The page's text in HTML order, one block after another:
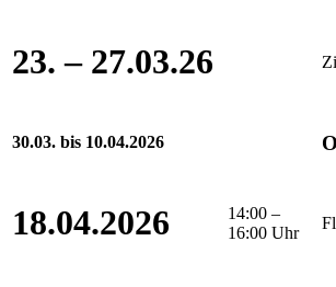
23. – 27.03.26
30.03. bis 10.04.2026
18.04.2026
14:00 –
16:00 Uhr